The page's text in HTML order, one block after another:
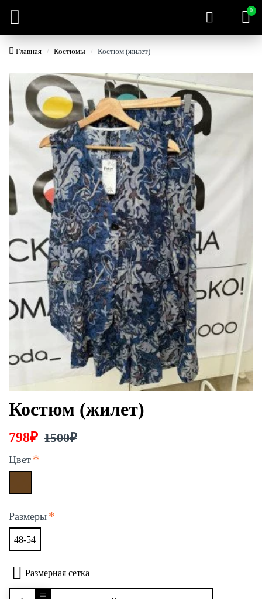
0
Главная Костюмы Костюм (жилет)
Костюм (жилет)
798₽ 1500₽
Цвет
Размеры
48-54
Размерная сетка